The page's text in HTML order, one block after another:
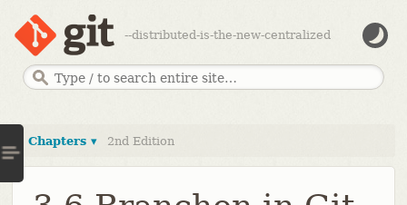
--distributed-is-the-new-centralized
Chapters ▾ 2nd Edition